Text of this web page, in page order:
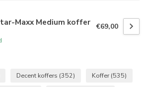
Maxx Medium koffer €69,00
Decent koffers (352) Koffer (535)